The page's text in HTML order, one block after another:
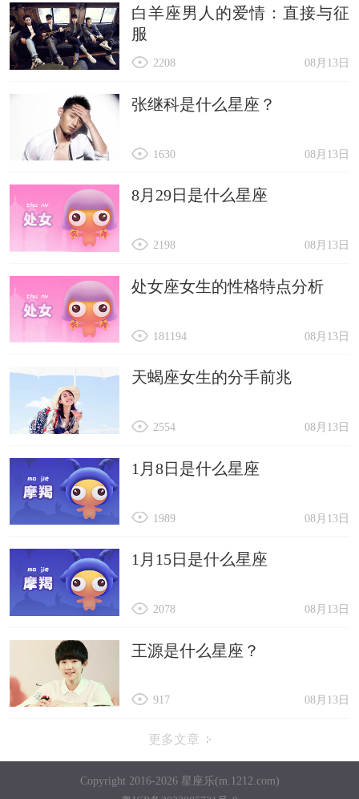
白羊座男人的爱情：直接与征
服
08月13日
2208
张继科是什么星座？
08月13日
1630
8月29日是什么星座
08月13日
2198
处女座女生的性格特点分析
08月13日
181194
天蝎座女生的分手前兆
08月13日
2554
1月8日是什么星座
08月13日
1989
1月15日是什么星座
08月13日
2078
王源是什么星座？
08月13日
917
更多文章
Copyright 2016-2026 星座乐(m.1212.com)